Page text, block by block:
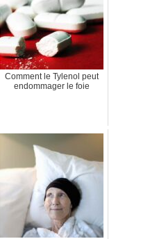
Comment le Tylenol peut
endommager le foie